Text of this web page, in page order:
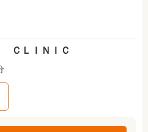
ＣＬＩＮＩＣ